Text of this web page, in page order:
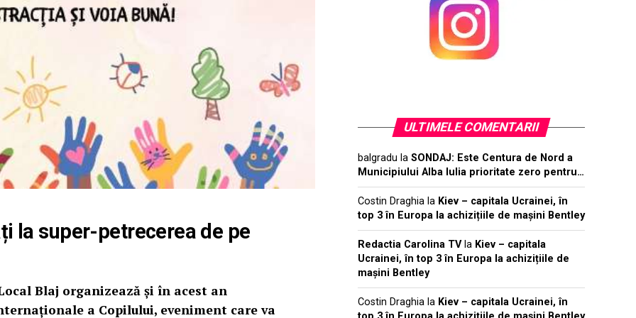
la super-petrecerea de pe
Blaj organizează și în acest an
a Copilului, eveniment care va
ULTIMELE COMENTARII
balgradu la SONDAJ: Este Centura de Nord a
Municipiului Alba Iulia prioritate zero pentru…
Costin Draghia la Kiev – capitala Ucrainei, în
top 3 în Europa la achizițiile de mașini Bentley
Redactia Carolina TVla Kiev – capitala
Ucrainei, în top 3 în Europa la achizițiile de
mașini Bentley
Costin Draghia la Kiev – capitala Ucrainei, în